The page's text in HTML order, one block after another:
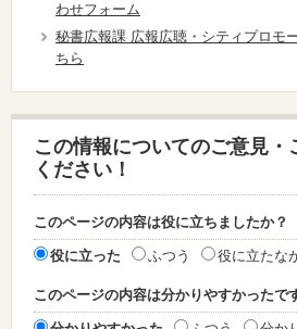
わせフォーム
秘書広報課 広報広聴・シティプロモ
ちら
この情報についてのご意見・
ください！
このページの内容は役に立ちましたか？
役に立った ふつう 役に立たな
このページの内容は分かりやすかったで